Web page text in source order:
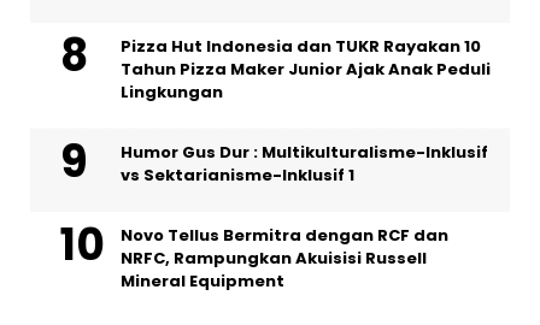
Pizza Hut Indonesia dan TUKR Rayakan 10
Tahun Pizza Maker Junior Ajak Anak Peduli
Lingkungan
Humor Gus Dur : Multikulturalisme-Inklusif
vs Sektarianisme-Inklusif 1
Novo Tellus Bermitra dengan RCF dan
NRFC, Rampungkan Akuisisi Russell
Mineral Equipment